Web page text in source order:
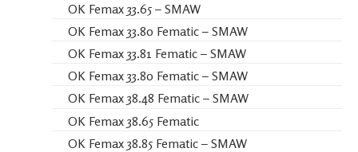
OK Femax 33.65 – SMAW
OK Femax 33.80 Fematic – SMAW
OK Femax 33.81 Fematic – SMAW
OK Femax 33.80 Fematic – SMAW
OK Femax 38.48 Fematic – SMAW
OK Femax 38.65 Fematic
OK Femax 38.85 Fematic – SMAW